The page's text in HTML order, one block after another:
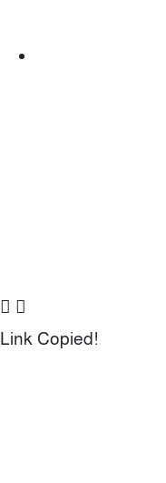
Link Copied!